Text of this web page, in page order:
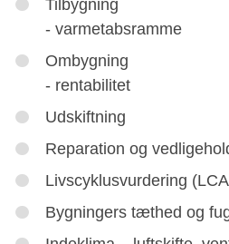
Tilbygning
- varmetabsramme
Ombygning
- rentabilitet
Udskiftning
Reparation og
Livscyklusvurdering
Bygningers tæthed og